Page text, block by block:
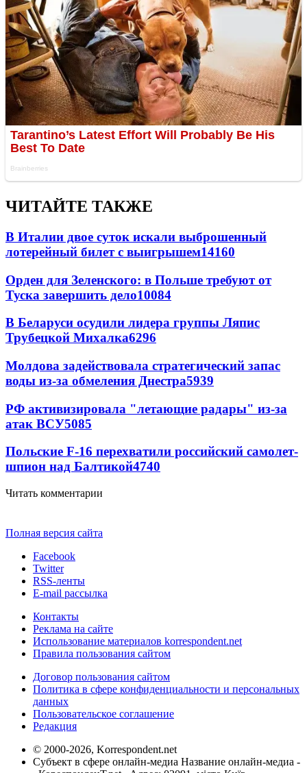
ЧИТАЙТЕ ТАКЖЕ
В Италии двое суток искали выброшенный
лотерейный билет с выигрышем14160
Орден для Зеленского: в Польше требуют от
Туска завершить дело10084
В Беларуси осудили лидера группы Ляпис
Трубецкой Михалка6296
Молдова задействовала стратегический запас
воды из-за обмеления Днестра5939
РФ активизировала "летающие радары" из-за
атак ВСУ5085
Польские F-16 перехватили российский самолет-
шпион над Балтикой4740
Читать комментарии
Полная версия сайта
Facebook
Twitter
RSS-ленты
E-mail рассылка
Контакты
Реклама на сайте
Использование материалов korrespondent.net
Правила пользования сайтом
Договор пользования сайтом
Политика в сфере конфиденциальности и персональных
данных
Пользовательское соглашение
Редакция
© 2000-2026, Korrespondent.net
Субъект в сфере онлайн-медиа Название онлайн-медиа -